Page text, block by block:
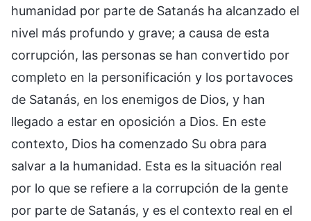
humanidad por parte de Satanás ha alcanzado el
nivel más profundo y grave; a causa de esta
corrupción, las personas se han convertido por
completo en la personificación y los portavoces
de Satanás, en los enemigos de Dios, y han
llegado a estar en oposición a Dios. En este
contexto, Dios ha comenzado Su obra para
salvar a la humanidad. Esta es la situación real
por lo que se refiere a la corrupción de la gente
por parte de Satanás, y es el contexto real en el